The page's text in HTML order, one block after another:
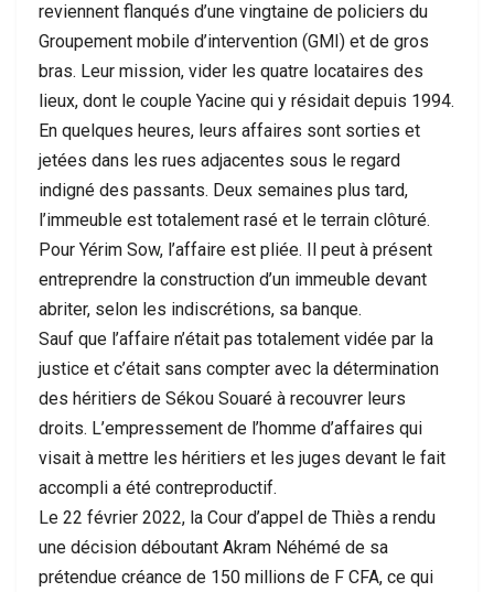
reviennent flanqués d’une vingtaine de policiers du
Groupement mobile d’intervention (GMI) et de gros
bras. Leur mission, vider les quatre locataires des
lieux, dont le couple Yacine qui y résidait depuis 1994.
En quelques heures, leurs affaires sont sorties et
jetées dans les rues adjacentes sous le regard
indigné des passants. Deux semaines plus tard,
l’immeuble est totalement rasé et le terrain clôturé.
Pour Yérim Sow, l’affaire est pliée. Il peut à présent
entreprendre la construction d’un immeuble devant
abriter, selon les indiscrétions, sa banque.
Sauf que l’affaire n’était pas totalement vidée par la
justice et c’était sans compter avec la détermination
des héritiers de Sékou Souaré à recouvrer leurs
droits. L’empressement de l’homme d’affaires qui
visait à mettre les héritiers et les juges devant le fait
accompli a été contreproductif.
Le 22 février 2022, la Cour d’appel de Thiès a rendu
une décision déboutant Akram Néhémé de sa
prétendue créance de 150 millions de F CFA, ce qui